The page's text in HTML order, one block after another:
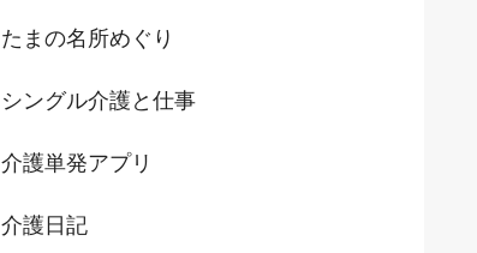
たまの名所めぐり
シングル介護と仕事
介護単発アプリ
介護日記